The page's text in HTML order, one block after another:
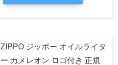
ZIPPO ジッポー オイルライタ
ー カメレオン ロゴ付き 正規